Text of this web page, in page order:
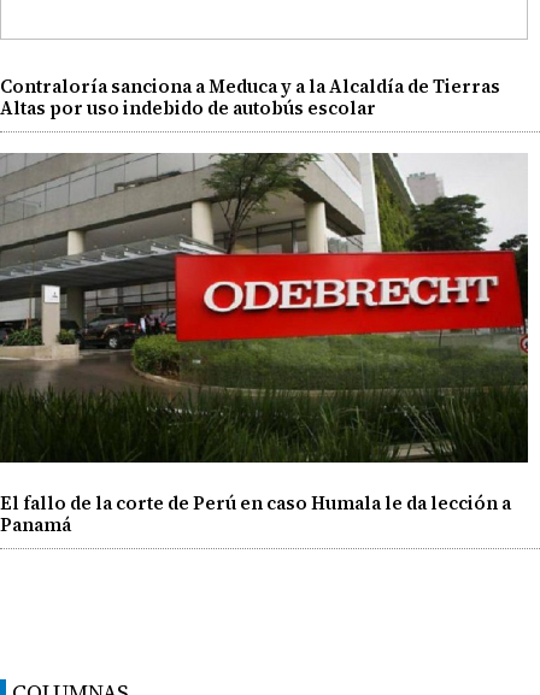
Contraloría sanciona a Meduca y a la Alcaldía de Tierras
Altas por uso indebido de autobús escolar
El fallo de la corte de Perú en caso Humala le da lección a
Panamá